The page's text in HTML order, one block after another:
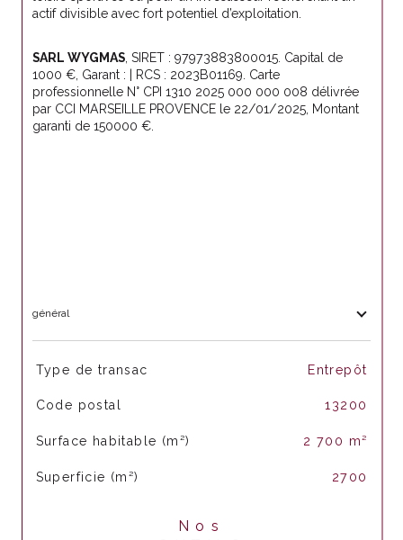
actif divisible avec fort potentiel d’exploitation.
SARL WYGMAS , SIRET : 97973883800015. Capital de
1000 €, Garant : | RCS : 2023B01169. Carte
professionnelle N° CPI 1310 2025 000 000 008 délivrée
par CCI MARSEILLE PROVENCE le 22/01/2025, Montant
garanti de 150000 €.
général
TRAD_SIROCCO_Caracteristique
Type de transac Entrepôt
Code postal 13200
Surface habitable (m²) 2 700 m²
Superficie (m²) 2700
Nos